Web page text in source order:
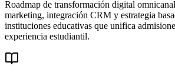
Roadmap de transformación digital
marketing, integración CRM y estrategia
instituciones educativas que unifica
experiencia estudiantil.